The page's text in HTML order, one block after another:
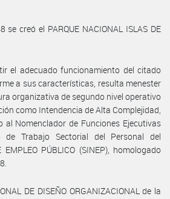
se creó el PARQUE NACIONAL ISLAS DE
el adecuado funcionamiento del citado
a sus características, resulta menester
organizativa de segundo nivel operativo
como Intendencia de Alta Complejidad,
Nomenclador de Funciones Ejecutivas
de Trabajo Sectorial del Personal del
EMPLEO PÚBLICO (SINEP), homologado
DE DISEÑO ORGANIZACIONAL de la